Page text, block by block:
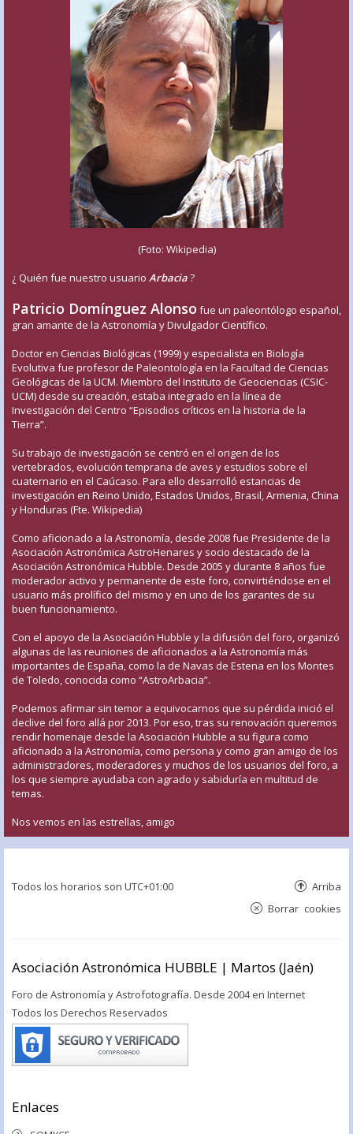
(Foto: Wikipedia)
¿ Quién fue nuestro usuario Arbacia?
Patricio Domínguez Alonso fue un paleontólogo español,
gran amante de la Astronomía y Divulgador Científico.
Doctor en Ciencias Biológicas (1999) y especialista en Biología
Evolutiva fue profesor de Paleontología en la Facultad de Ciencias
Geológicas de la UCM. Miembro del Instituto de Geociencias (CSIC-
UCM) desde su creación, estaba integrado en la línea de
Investigación del Centro “Episodios críticos en la historia de la
Tierra”.
Su trabajo de investigación se centró en el origen de los
vertebrados, evolución temprana de aves y estudios sobre el
cuaternario en el Caúcaso. Para ello desarrolló estancias de
investigación en Reino Unido, Estados Unidos, Brasil, Armenia, China
y Honduras (Fte. Wikipedia)
Como aficionado a la Astronomía, desde 2008 fue Presidente de la
Asociación Astronómica AstroHenares y socio destacado de la
Asociación Astronómica Hubble. Desde 2005 y durante 8 años fue
moderador activo y permanente de este foro, convirtiéndose en el
usuario más prolífico del mismo y en uno de los garantes de su
buen funcionamiento.
Con el apoyo de la Asociación Hubble y la difusión del foro, organizó
algunas de las reuniones de aficionados a la Astronomía más
importantes de España, como la de Navas de Estena en los Montes
de Toledo, conocida como “AstroArbacia”.
Podemos afirmar sin temor a equivocarnos que su pérdida inició el
declive del foro allá por 2013. Por eso, tras su renovación queremos
rendir homenaje desde la Asociación Hubble a su figura como
aficionado a la Astronomía, como persona y como gran amigo de los
administradores, moderadores y muchos de los usuarios del foro, a
los que siempre ayudaba con agrado y sabiduría en multitud de
temas.
Nos vemos en las estrellas, amigo
Todos los horarios son UTC+01:00 Arriba
Borrar cookies
Asociación Astronómica HUBBLE | Martos (Jaén)
Foro de Astronomía y Astrofotografía. Desde 2004 en Internet
Todos los Derechos Reservados
Enlaces